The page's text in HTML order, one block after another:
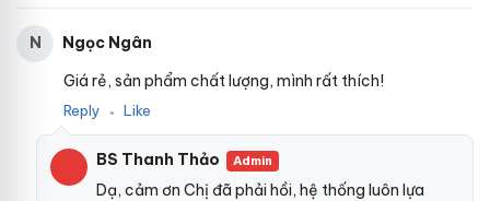
N
Ngọc Ngân
Giá rẻ, sản phẩm chất lượng, mình rất thích!
Reply ● Like
BS Thanh Thảo Admin
Dạ, cảm ơn Chị đã phải hồi, hệ thống luôn lựa